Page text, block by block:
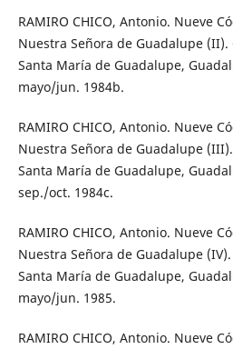
RAMIRO CHICO, Antonio. Nueve
Nuestra Señora de Guadalupe
Santa María de Guadalupe,
mayo/jun. 1984b.
RAMIRO CHICO, Antonio. Nueve
Nuestra Señora de Guadalupe
Santa María de Guadalupe,
sep./oct. 1984c.
RAMIRO CHICO, Antonio. Nueve
Nuestra Señora de Guadalupe
Santa María de Guadalupe,
mayo/jun. 1985.
RAMIRO CHICO, Antonio. Nueve